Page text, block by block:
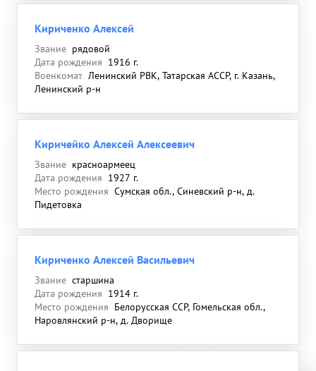
Кириченко Алексей
Звание рядовой
Дата рождения 1916 г.
Военкомат Ленинский РВК, Татарская АССР, г. Казань,
Ленинский р-н
Киричейко Алексей Алексеевич
Звание красноармеец
Дата рождения 1927 г.
Место рождения Сумская обл., Синевский р-н, д.
Пидетовка
Кириченко Алексей Васильевич
Звание старшина
Дата рождения 1914 г.
Место рождения Белорусская ССР, Гомельская обл.,
Наровлянский р-н, д. Дворище